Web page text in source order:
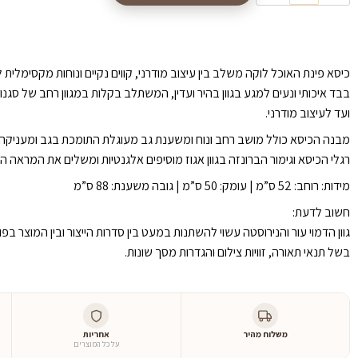
כיסא פינת האוכל לוקה משלב בין עיצוב מודרני, קווים נקיים ונוחות
בבד איכותי ונעים למגע בגוון בהיר ועדין, המשתלב בקלות במגוון רחב של
ועד לעיצוב מודרני.
מבנה הכיסא כולל מושב רחב ונוח ומשענת גב מעוגלת התומכת בגב ומעניקה
רגלי הכיסא וגימור הברונזה בגוון אגוז מוסיפים אלגנטיות ומשלים את המראה
מידות: ⁠רוחב: 52 ס”מ | ⁠עומק: 50 ס”מ⁠ | ⁠גובה משענת: 88 ס”מ
חשוב לדעת:
גוון הדמוי עור והנירוסטה עשוי להשתנות במעט בין סדרות הייצור ובין המוצר
בשל תנאי תאורה, זוויות צילום והגדרות מסך שונות.
משלוח מהיר אחריות
על כל המוצרים